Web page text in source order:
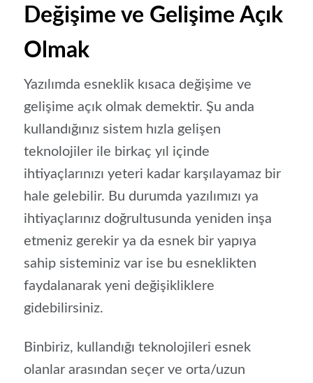
Değişime ve Gelişime Açık
Olmak
Yazılımda esneklik kısaca değişime ve
gelişime açık olmak demektir. Şu anda
kullandığınız sistem hızla gelişen
teknolojiler ile birkaç yıl içinde
ihtiyaçlarınızı yeteri kadar karşılayamaz bir
hale gelebilir. Bu durumda yazılımızı ya
ihtiyaçlarınız doğrultusunda yeniden inşa
etmeniz gerekir ya da esnek bir yapıya
sahip sisteminiz var ise bu esneklikten
faydalanarak yeni değişikliklere
gidebilirsiniz.
Binbiriz, kullandığı teknolojileri esnek
olanlar arasından seçer ve orta/uzun